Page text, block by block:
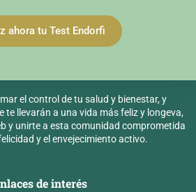
el control de tu salud y bienestar, y
te llevarán a una vida más feliz y longeva,
y unirte a esta comunidad comprometida
y el envejecimiento activo.
de interés
ahora tu Test Endorfi